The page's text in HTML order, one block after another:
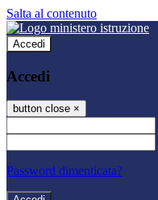
Salta al contenuto
Accedi
Accedi
button close ×
Password dimenticata?